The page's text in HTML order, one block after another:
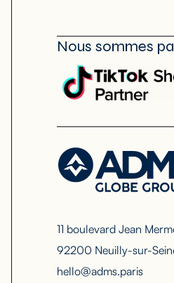
Nous sommes
11 boulevard Jean
92200 Neuilly-sur-
hello@adms.paris